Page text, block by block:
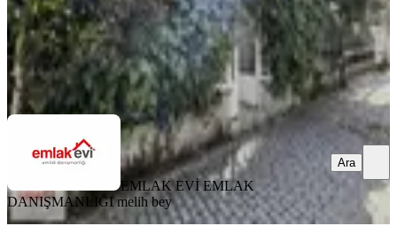
EMLAK EVİ EMLAK DANIŞMANLIĞI melih bey
Ara
EMLAK EVİ EMLAK
DANIŞMANLIĞImelih bey
Ara